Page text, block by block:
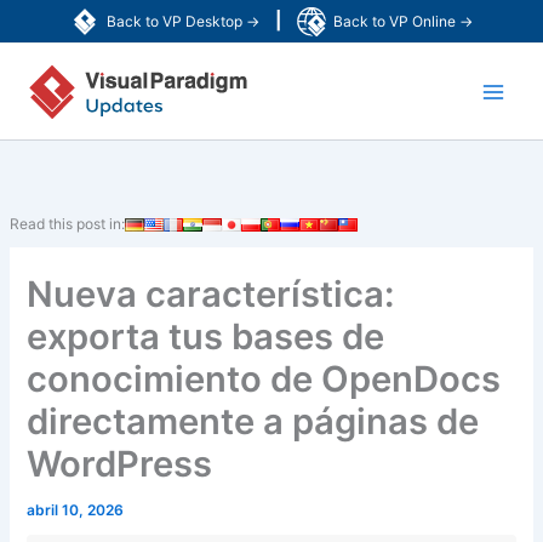
Back to VP Desktop → Back to VP Online →
al
contenido
Read this post in:
Nueva característica:
exporta tus bases de
conocimiento de OpenDocs
directamente a páginas de
WordPress
abril 10, 2026